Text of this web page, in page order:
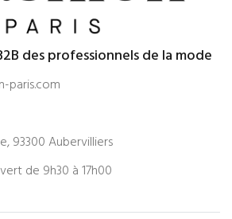
des professionnels de la mode
paris.com
93300 Aubervilliers
de 9h30 à 17h00